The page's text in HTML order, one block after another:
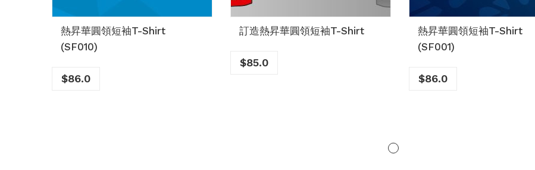
熱昇華圓領短袖T-Shirt
(SF010)
$86.0
訂造熱昇華圓領短袖T-Shirt
$85.0
熱昇華圓領短袖T-Shirt
(SF001)
$86.0